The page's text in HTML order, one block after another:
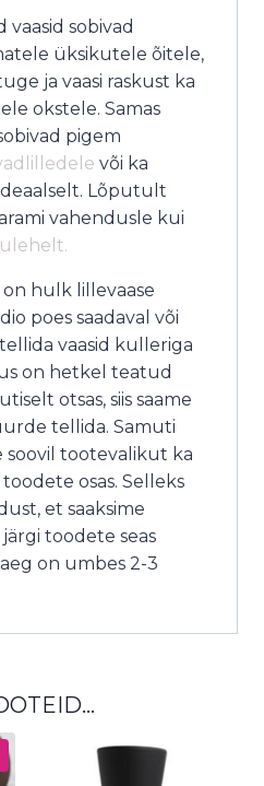
vaasid sobivad
üksikutele õitele,
ja vaasi raskust ka
okstele. Samas
pigem
või ka
Lõputult
vahendusle kui
hulk lillevaase
poes saadaval või
vaasid kulleriga
on hetkel teatud
otsas, siis saame
tellida. Samuti
soovil tootevalikut ka
osas. Selleks
et saaksime
toodete seas
on umbes 2-3